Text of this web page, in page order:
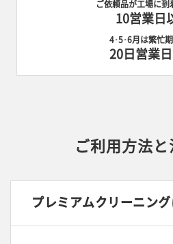
ご依頼品が工場に到
10営業日
4･5･6月は繁忙
20日営業
ご利用方法と
プレミアムクリーニン
お問い合わせ